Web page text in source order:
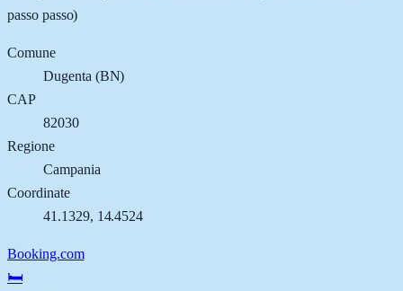
passo passo)
Comune
Dugenta (BN)
CAP
82030
Regione
Campania
Coordinate
41.1329, 14.4524
Booking.com
🛏️